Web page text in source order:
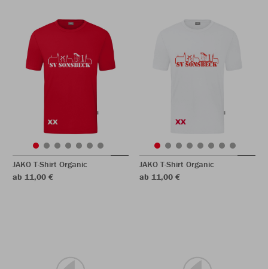
JAKO T-Shirt Organic
ab 11,00 €
JAKO T-Shirt Organic
ab 11,00 €